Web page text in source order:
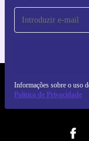
Informações sobre o uso
Política de Privacidade